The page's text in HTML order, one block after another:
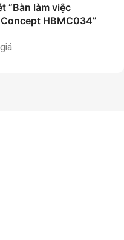
“Bàn làm việc
HBMC034”